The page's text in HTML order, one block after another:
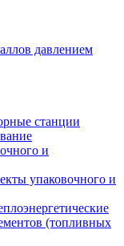
давлением
станции
и
упаковочного и
(топливных